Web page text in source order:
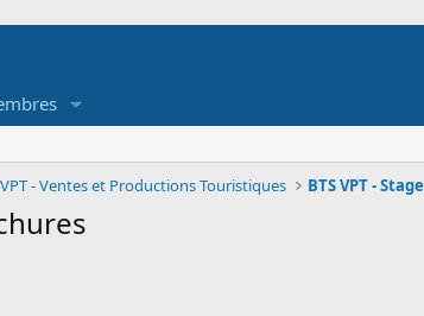
VPT - Ventes et Productions Touristiques BTS VPT -